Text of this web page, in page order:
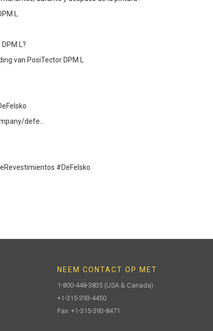
L
L?
van PosiTector DPM L
defe...
#DeFelsko
NEEM CONTACT OP MET
1-800-448-3835 (USA & Canada)
+1-315-393-4450
Fax: +1-315-393-8471